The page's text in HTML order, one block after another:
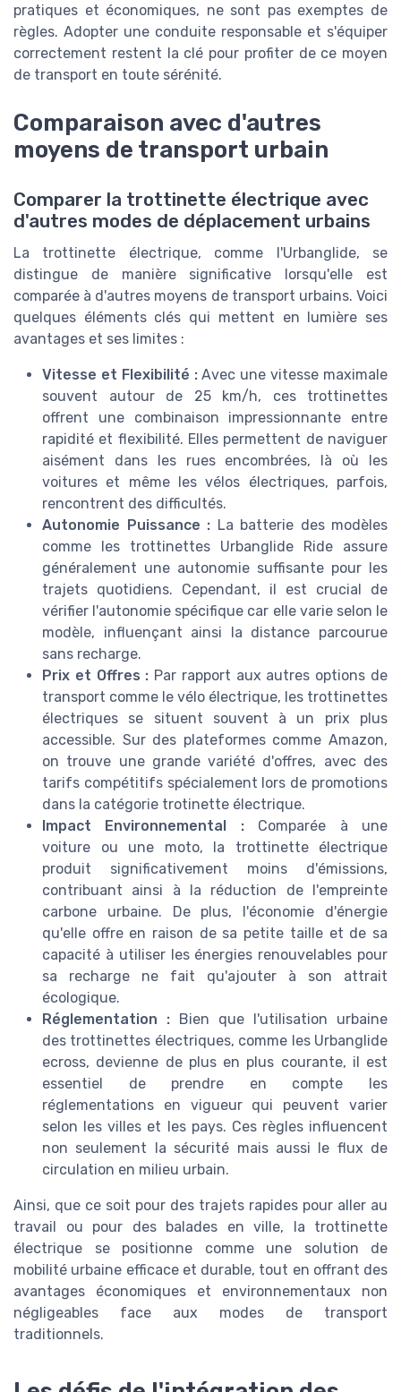
pratiques et économiques, ne sont pas exemptes de
règles. Adopter une conduite responsable et s'équiper
correctement restent la clé pour profiter de ce moyen
de transport en toute sérénité.
Comparaison avec d'autres
moyens de transport urbain
Comparer la trottinette électrique avec
d'autres modes de déplacement urbains
La trottinette électrique, comme l'Urbanglide, se
distingue de manière significative lorsqu'elle est
comparée à d'autres moyens de transport urbains. Voici
quelques éléments clés qui mettent en lumière ses
avantages et ses limites :
Vitesse et Flexibilité :Avec une vitesse maximale
souvent autour de 25 km/h, ces trottinettes
offrent une combinaison impressionnante entre
rapidité et flexibilité. Elles permettent de naviguer
aisément dans les rues encombrées, là où les
voitures et même les vélos électriques, parfois,
rencontrent des difficultés.
Autonomie Puissance : La batterie des modèles
comme les trottinettes Urbanglide Ride assure
généralement une autonomie suffisante pour les
trajets quotidiens. Cependant, il est crucial de
vérifier l'autonomie spécifique car elle varie selon le
modèle, influençant ainsi la distance parcourue
sans recharge.
Prix et Offres : Par rapport aux autres options de
transport comme le vélo électrique, les trottinettes
électriques se situent souvent à un prix plus
accessible. Sur des plateformes comme Amazon,
on trouve une grande variété d'offres, avec des
tarifs compétitifs spécialement lors de promotions
dans la catégorie trotinette électrique.
Impact Environnemental :Comparée à une
voiture ou une moto, la trottinette électrique
produit significativement moins d'émissions,
contribuant ainsi à la réduction de l'empreinte
carbone urbaine. De plus, l'économie d'énergie
qu'elle offre en raison de sa petite taille et de sa
capacité à utiliser les énergies renouvelables pour
sa recharge ne fait qu'ajouter à son attrait
écologique.
Réglementation : Bien que l'utilisation urbaine
des trottinettes électriques, comme les Urbanglide
ecross, devienne de plus en plus courante, il est
essentiel de prendre en compte les
réglementations en vigueur qui peuvent varier
selon les villes et les pays. Ces règles influencent
non seulement la sécurité mais aussi le flux de
circulation en milieu urbain.
Ainsi, que ce soit pour des trajets rapides pour aller au
travail ou pour des balades en ville, la trottinette
électrique se positionne comme une solution de
mobilité urbaine efficace et durable, tout en offrant des
avantages économiques et environnementaux non
négligeables face aux modes de transport
traditionnels.